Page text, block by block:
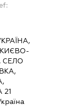
КИЄВО-
СЕЛО
21